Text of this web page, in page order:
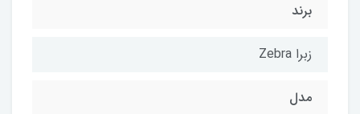
برند
زبرا Zebra
مدل